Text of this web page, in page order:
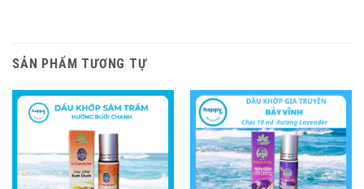
SẢN PHẨM TƯƠNG TỰ